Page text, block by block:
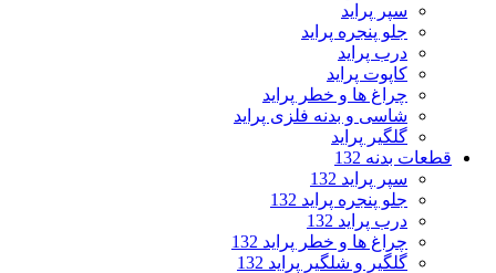
سپر پراید
جلو پنجره پراید
درب پراید
کاپوت پراید
چراغ ها و خطر پراید
شاسی و بدنه فلزی پراید
گلگیر پراید
قطعات بدنه 132
سپر پراید 132
جلو پنجره پراید 132
درب پراید 132
چراغ ها و خطر پراید 132
گلگیر و شلگیر پراید 132